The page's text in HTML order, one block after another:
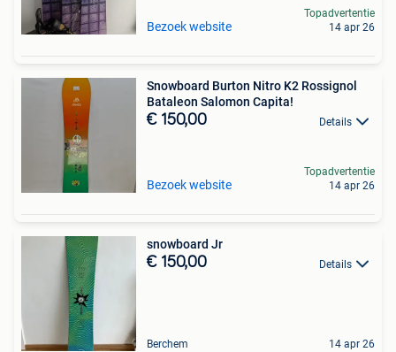
Bezoek website
Topadvertentie
14 apr 26
Snowboard Burton Nitro K2 Rossignol
Bataleon Salomon Capita!
€ 150,00 Details
Bezoek website
Topadvertentie
14 apr 26
snowboard Jr
€ 150,00 Details
Berchem 14 apr 26